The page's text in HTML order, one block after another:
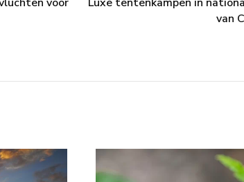
van